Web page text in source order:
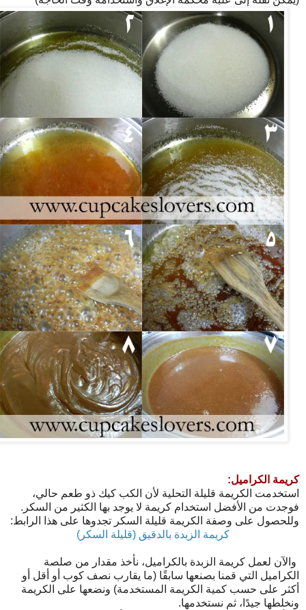
كريمة الكراميل:
استخدمت الكريمة قليلة التحلية لأن الكب كيك ذو طعم حالي،
فوجدت من الأفضل استخدام كريمة لا يوجد بها الكثير من السكر.
وللحصول على وصفة الكريمة قليلة السكر تجدوها على هذا الرابط:
كريمة الزبدة بالدقيق (قليلة السكر)
والآن لعمل كريمة الزبدة بالكراميل، نأخذ مقدار من صلصة
الكراميل التي قمنا بصنعها سابقًا (ما يقارب نصف كوب أو أقل أو
أكثر على حسب كمية الكريمة المستخدمة) ونضعها على الكريمة
ونخلطها جيدًا، ثم نستخدمها.